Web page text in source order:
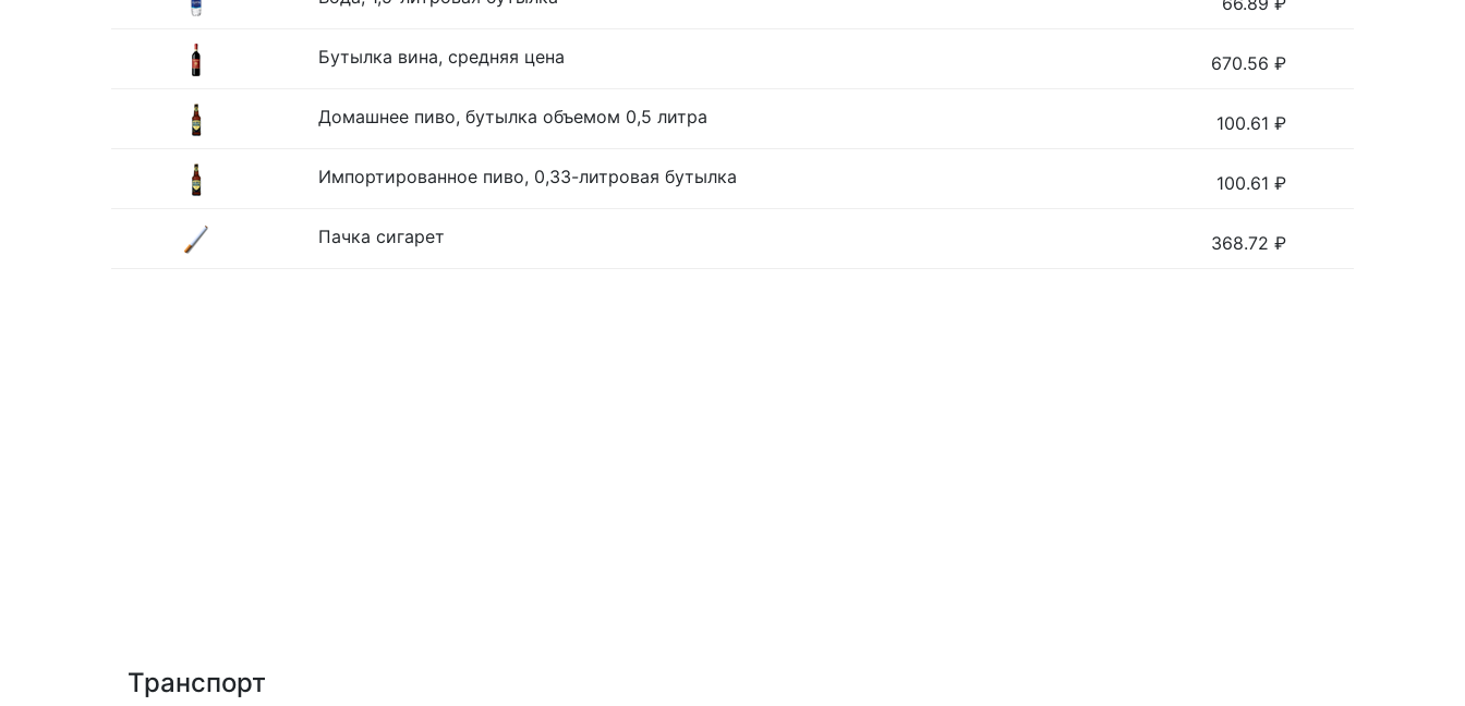
Бутылка вина, средняя цена 670.56 ₽
Домашнее пиво, бутылка объемом 0,5 литра 100.61 ₽
Импортированное пиво, 0,33-литровая бутылка 100.61 ₽
Пачка сигарет 368.72 ₽
Транспорт